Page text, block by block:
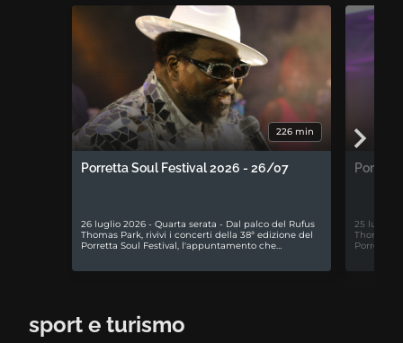
226 min
Porretta Soul Festival 2026 - 26/07
26 luglio 2026 - Quarta serata - Dal palco del Rufus
Thomas Park, rivivi i concerti della 38ª edizione del
Porretta Soul Festival, l'appuntamento che…
25 luglio
Thomas
Porretta
sport e turismo